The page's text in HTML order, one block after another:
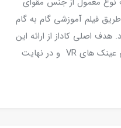
فیلم آموزشی گام به گام
اصلی کاداز از ارائه این
کیت آموزشی، آشنایی کودکان و نوجوانان با ساختمان و اصول طراحی عینک های VR و در نهایت